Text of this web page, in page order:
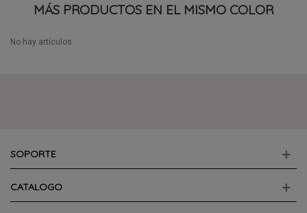
MÁS PRODUCTOS EN EL MISMO COLOR
No hay artículos
SOPORTE
CATALOGO